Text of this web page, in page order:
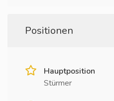
Positionen
Hauptposition
Stürmer